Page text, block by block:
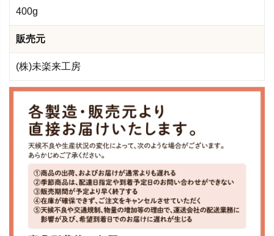
400g
販売元
(株)未楽来工房